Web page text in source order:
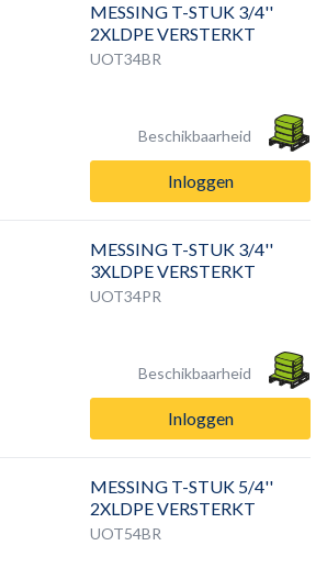
MESSING T-STUK 3/4''
2XLDPE VERSTERKT
UOT34BR
Beschikbaarheid
Inloggen
MESSING T-STUK 3/4''
3XLDPE VERSTERKT
UOT34PR
Beschikbaarheid
Inloggen
MESSING T-STUK 5/4''
2XLDPE VERSTERKT
UOT54BR